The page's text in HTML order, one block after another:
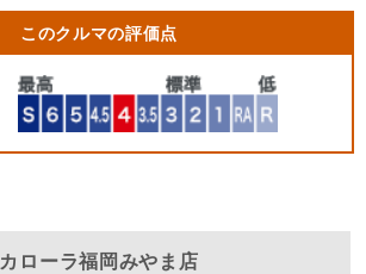
このクルマの評価点
カローラ福岡みやま店